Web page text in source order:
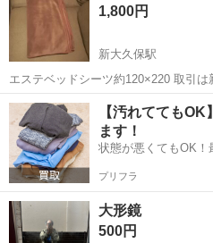
1,800円
新大久保駅
エステベッドシーツ約120×220 取引
駅、高田馬場駅 付近... あまり細かい
えくださいませ。 キャンセル返品、
い致します。
東京 新宿区 新大久保駅
【汚れてても
ます！
状態が悪くてもOK！
プリフラ
大形鏡
500円